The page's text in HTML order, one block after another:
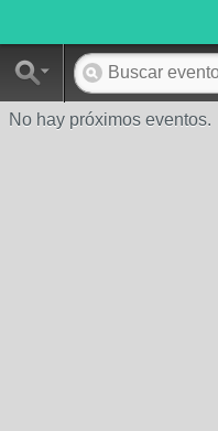
No hay próximos eventos.